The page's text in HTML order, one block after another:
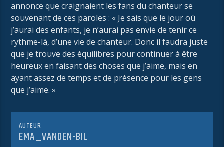
annonce que craignaient les fans du chanteur se
souvenant de ces paroles : « Je sais que le jour où
j’aurai des enfants, je n’aurai pas envie de tenir ce
rythme-là, d’une vie de chanteur. Donc il faudra juste
que je trouve des équilibres pour continuer à être
heureux en faisant des choses que j’aime, mais en
ayant assez de temps et de présence pour les gens
que j’aime. »
AUTEUR
EMA_VANDEN-BIL